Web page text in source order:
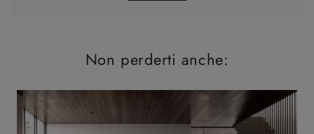
Non perderti anche: